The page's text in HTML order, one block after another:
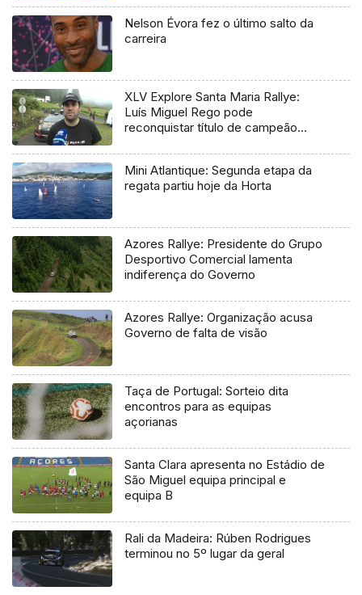
Nelson Évora fez o último salto da
carreira
XLV Explore Santa Maria Rallye:
Luís Miguel Rego pode
reconquistar título de campeão
Mini Atlantique: Segunda etapa da
regata partiu hoje da Horta
Azores Rallye: Presidente do Grupo
Desportivo Comercial lamenta
indiferença do Governo
Azores Rallye: Organização acusa
Governo de falta de visão
Taça de Portugal: Sorteio dita
encontros para as equipas
açorianas
Santa Clara apresenta no Estádio de
São Miguel equipa principal e
equipa B
Rali da Madeira: Rúben Rodrigues
terminou no 5º lugar da geral